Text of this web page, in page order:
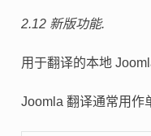
2.12 新版功能.
用于翻译的本地
Joomla 翻译通常用作